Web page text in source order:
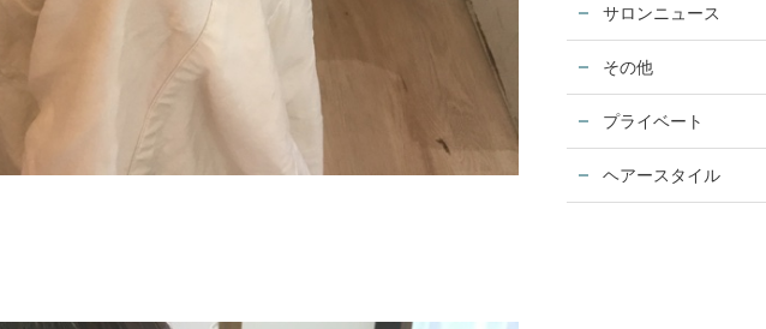
サロンニュース
その他
プライベート
ヘアースタイル